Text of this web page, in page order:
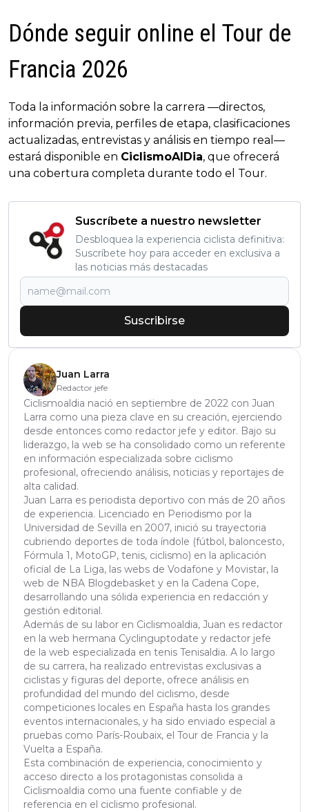
Dónde seguir online el Tour de
Francia 2026
Toda la información sobre la carrera —directos,
información previa, perfiles de etapa, clasificaciones
actualizadas, entrevistas y análisis en tiempo real—
estará disponible en CiclismoAlDia, que ofrecerá
una cobertura completa durante todo el Tour.
Suscríbete a nuestro newsletter
Desbloquea la experiencia ciclista definitiva:
Suscríbete hoy para acceder en exclusiva a
las noticias más destacadas
Suscribirse
Juan Larra
Redactor jefe
Ciclismoaldia nació en septiembre de 2022 con Juan
Larra como una pieza clave en su creación, ejerciendo
desde entonces como redactor jefe y editor. Bajo su
liderazgo, la web se ha consolidado como un referente
en información especializada sobre ciclismo
profesional, ofreciendo análisis, noticias y reportajes de
alta calidad.
Juan Larra es periodista deportivo con más de 20 años
de experiencia. Licenciado en Periodismo por la
Universidad de Sevilla en 2007, inició su trayectoria
cubriendo deportes de toda índole (fútbol, baloncesto,
Fórmula 1, MotoGP, tenis, ciclismo) en la aplicación
oficial de La Liga, las webs de Vodafone y Movistar, la
web de NBA Blogdebasket y en la Cadena Cope,
desarrollando una sólida experiencia en redacción y
gestión editorial.
Además de su labor en Ciclismoaldia, Juan es redactor
en la web hermana Cyclinguptodate y redactor jefe
de la web especializada en tenis Tenisaldia. A lo largo
de su carrera, ha realizado entrevistas exclusivas a
ciclistas y figuras del deporte, ofrece análisis en
profundidad del mundo del ciclismo, desde
competiciones locales en España hasta los grandes
eventos internacionales, y ha sido enviado especial a
pruebas como París-Roubaix, el Tour de Francia y la
Vuelta a España.
Esta combinación de experiencia, conocimiento y
acceso directo a los protagonistas consolida a
Ciclismoaldia como una fuente confiable y de
referencia en el ciclismo profesional.